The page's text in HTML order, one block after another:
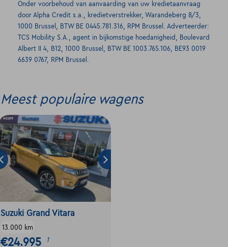
Onder voorbehoud van aanvaarding van uw kredietaanvraag
door Alpha Credit s.a., kredietverstrekker, Warandeberg 8/3,
1000 Brussel, BTW BE 0445.781.316, RPM Brussel. Adverteerder:
TCS Mobility S.A., agent in bijkomstige hoedanigheid, Boulevard
Albert II 4, B12, 1000 Brussel, BTW BE 1003.765.106, BE93 0019
6639 0767, RPM Brussel.
Meest populaire wagens
Suzuki Grand Vitara
13.000 km
€24.995 1